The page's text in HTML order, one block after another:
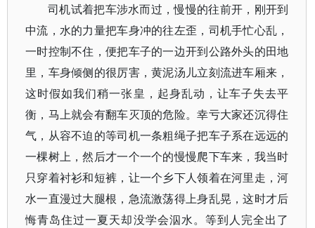
司机试着把车涉水而过，慢慢的往前开，刚开到
中流，水的力量把车身冲的往左歪，司机手忙心乱，
一时控制不住，便把车子的一边开到公路外头的田地
里，车身倾侧的很厉害，黄泥汤儿立刻流进车厢来，
这时假如我们稍一张皇，起身乱动，让车子失去平
衡，马上就会有翻车灭顶的危险。幸亏大家还沉得住
气，从容不迫的等司机一条粗绳子把车子系在远远的
一棵树上，然后才一个一个的慢慢爬下车来，我当时
只穿着衬衫和短裤，让一个乡下人领着在河里走，河
水一直漫过大腿根，急流激荡得上身乱晃，这时才后
悔青岛住过一夏天却没学会泅水。等到人完全出了